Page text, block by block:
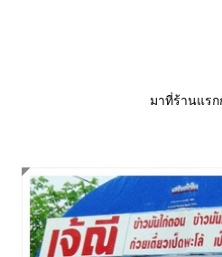
มาที่ร้านแร